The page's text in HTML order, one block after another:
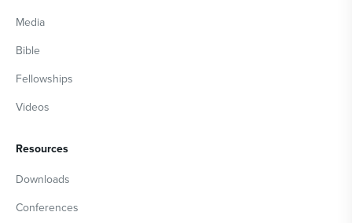
Media
Bible
Fellowships
Videos
Resources
Downloads
Conferences